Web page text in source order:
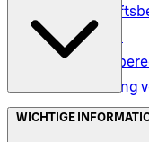
Versand
Bestellung
Datenschutz
WICHTIGE